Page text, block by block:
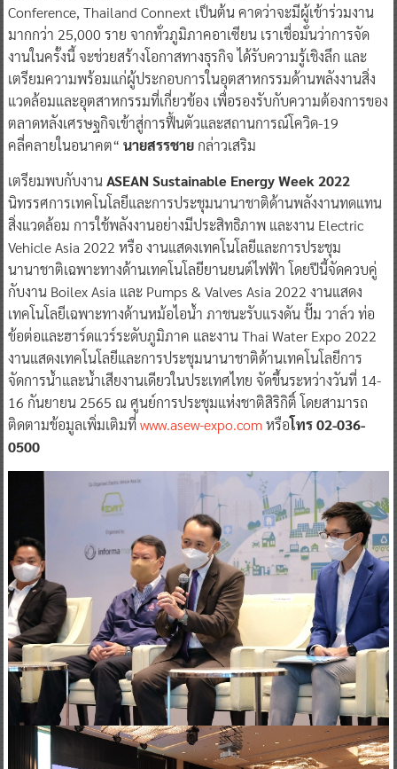
Conference, Thailand Connext เป็นต้น คาดว่าจะมีผู้เข้าร่วมงาน
มากกว่า 25,000 ราย จากทั่วภูมิภาคอาเซียน เราเชื่อมั่นว่าการจัด
งานในครั้งนี้ จะช่วยสร้างโอกาสทางธุรกิจ ได้รับความรู้เชิงลึก และ
เตรียมความพร้อมแก่ผู้ประกอบการในอุตสาหกรรมด้านพลังงานสิ่ง
แวดล้อมและอุตสาหกรรมที่เกี่ยวข้อง เพื่อรองรับกับความต้องการของ
ตลาดหลังเศรษฐกิจเข้าสู่การฟื้นตัวและสถานการณ์โควิด-19
คลี่คลายในอนาคต“ นายสรรชายกล่าวเสริม
เตรียมพบกับงานASEAN Sustainable Energy Week 2022
นิทรรศการเทคโนโลยีและการประชุมนานาชาติด้านพลังงานทดแทน
สิ่งแวดล้อม การใช้พลังงานอย่างมีประสิทธิภาพ และงาน Electric
Vehicle Asia 2022 หรือ งานแสดงเทคโนโลยีและการประชุม
นานาชาติเฉพาะทางด้านเทคโนโลยียานยนต์ไฟฟ้า โดยปีนี้จัดควบคู่
กับงาน Boilex Asia และ Pumps & Valves Asia 2022 งานแสดง
เทคโนโลยีเฉพาะทางด้านหม้อไอน้ำ ภาชนะรับแรงดัน ปั๊ม วาล์ว ท่อ
ข้อต่อและฮาร์ดแวร์ระดับภูมิภาค และงาน Thai Water Expo 2022
งานแสดงเทคโนโลยีและการประชุมนานาชาติด้านเทคโนโลยีการ
จัดการน้ำและน้ำเสียงานเดียวในประเทศไทย จัดขึ้นระหว่างวันที่ 14-
16 กันยายน 2565 ณ ศูนย์การประชุมแห่งชาติสิริกิติ์ โดยสามารถ
ติดตามข้อมูลเพิ่มเติมที่www.asew-expo.comหรือโทร 02-036-
0500